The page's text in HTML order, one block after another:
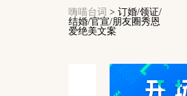
嗨喵台词 > 订婚/领证/
结婚/官宣/朋友圈秀恩
爱绝美文案